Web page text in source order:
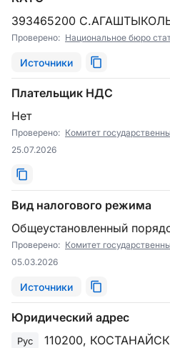
393465200
Проверено: Национальное бюро
Источники
Плательщик НДС
Нет
Проверено: Комитет
25.07.2026
Вид налогового режима
Общеустановленный
Проверено: Комитет
05.03.2026
Источники
Юридический адрес
Рус
110200,